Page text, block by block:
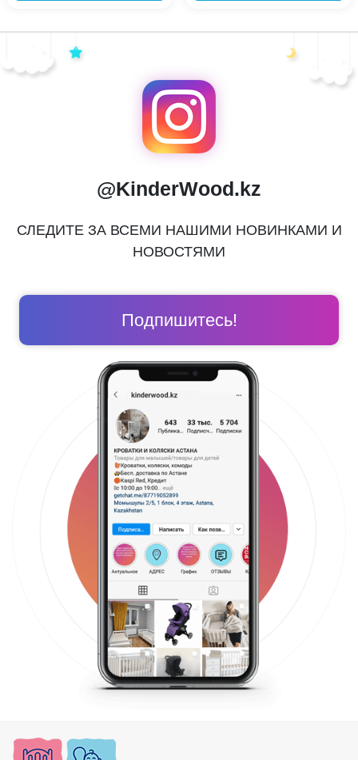
@KinderWood.kz
СЛЕДИТЕ ЗА ВСЕМИ НАШИМИ НОВИНКАМИ И
НОВОСТЯМИ
Подпишитесь!